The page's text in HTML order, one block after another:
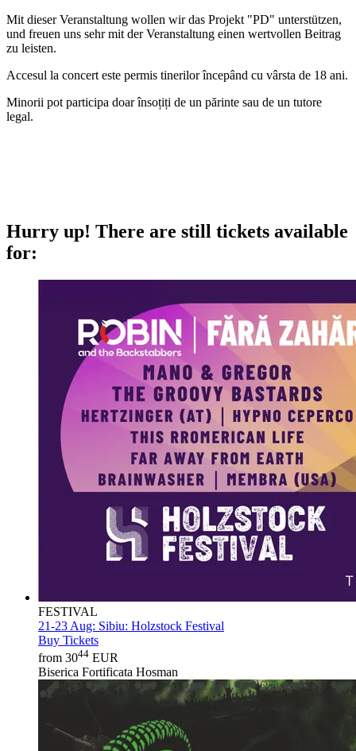
Mit dieser Veranstaltung wollen wir das Projekt "PD" unterstützen,
und freuen uns sehr mit der Veranstaltung einen wertvollen Beitrag
zu leisten.
Accesul la concert este permis tinerilor începând cu vârsta de 18 ani.
Minorii pot participa doar însoțiți de un părinte sau de un tutore
legal.
Hurry up! There are still tickets available
for:
FESTIVAL
21-23 Aug: Sibiu: Holzstock Festival
Buy Tickets
from 3044 EUR
Biserica Fortificata Hosman